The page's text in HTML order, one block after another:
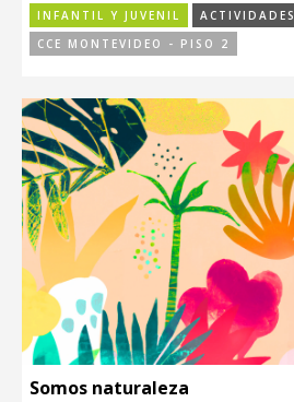
INFANTIL Y JUVENIL
ACTIVIDADES
CCE MONTEVIDEO - PISO 2
Somos naturaleza